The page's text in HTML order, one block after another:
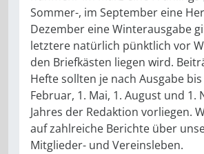
Sommer-, im September eine
Dezember eine Winterausgabe
letztere natürlich pünktlich vor
den Briefkästen liegen wird.
Hefte sollten je nach Ausgabe
Februar, 1. Mai, 1. August und 1.
Jahres der Redaktion vorliegen.
auf zahlreiche Berichte über
Mitglieder- und Vereinsleben.